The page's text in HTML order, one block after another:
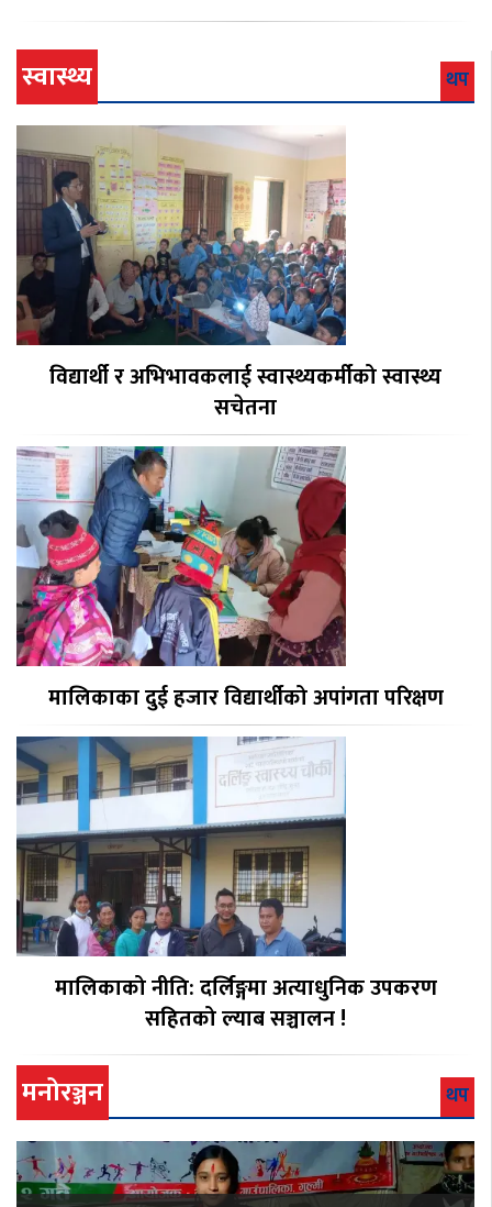
स्वास्थ्य थप
विद्यार्थी र अभिभावकलाई स्वास्थ्यकर्मीको स्वास्थ्य
सचेतना
मालिकाका दुई हजार विद्यार्थीको अपांगता परिक्षण
मालिकाको नीति: दर्लिङ्गमा अत्याधुनिक उपकरण
सहितको ल्याब सञ्चालन !
मनोरञ्जन थप